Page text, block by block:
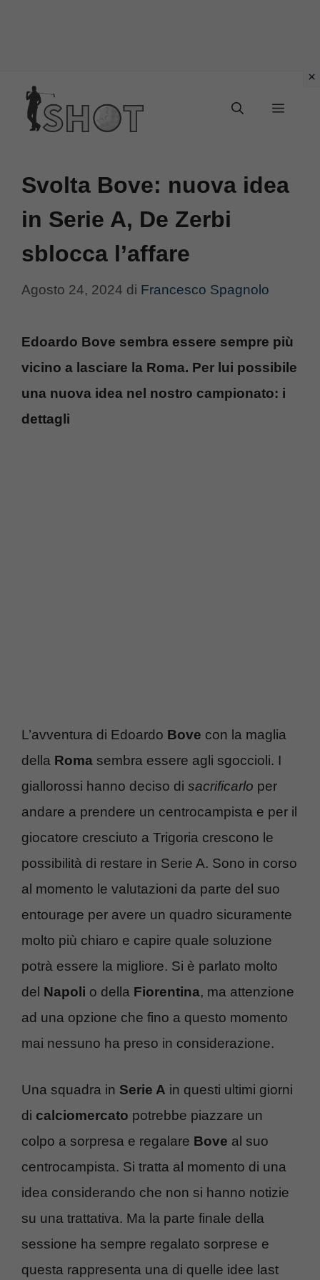
contenuto
Menu
Svolta Bove: nuova idea
in Serie A, De Zerbi
sblocca l’affare
Agosto 24, 2024 di Francesco Spagnolo
Edoardo Bove sembra essere sempre più
vicino a lasciare la Roma. Per lui possibile
una nuova idea nel nostro campionato: i
dettagli
L’avventura di Edoardo Bove con la maglia
della Roma sembra essere agli sgoccioli. I
giallorossi hanno deciso di sacrificarlo per
andare a prendere un centrocampista e per il
giocatore cresciuto a Trigoria crescono le
possibilità di restare in Serie A. Sono in corso
al momento le valutazioni da parte del suo
entourage per avere un quadro sicuramente
molto più chiaro e capire quale soluzione
potrà essere la migliore. Si è parlato molto
del Napoli o della Fiorentina, ma attenzione
ad una opzione che fino a questo momento
mai nessuno ha preso in considerazione.
Una squadra in Serie A in questi ultimi giorni
di calciomercato potrebbe piazzare un
colpo a sorpresa e regalare Bove al suo
centrocampista. Si tratta al momento di una
idea considerando che non si hanno notizie
su una trattativa. Ma la parte finale della
sessione ha sempre regalato sorprese e
questa rappresenta una di quelle idee last